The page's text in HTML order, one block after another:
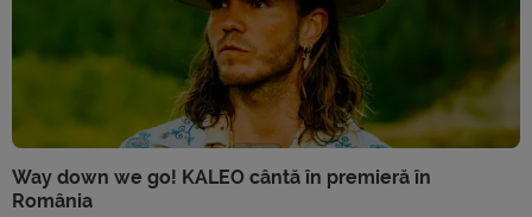
Way down we go! KALEO cântă în premieră în
România